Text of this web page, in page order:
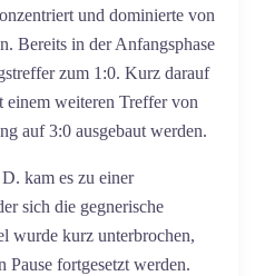
und dominierte von
Bereits in der Anfangsphase
zum 1:0. Kurz darauf
einem weiteren Treffer von
auf 3:0 ausgebaut werden.
kam es zu einer
sich die gegnerische
wurde kurz unterbrochen,
Pause fortgesetzt werden.